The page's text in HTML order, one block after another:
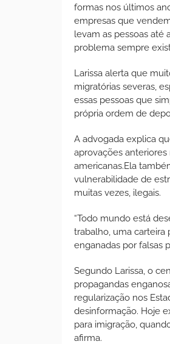
formas nos últimos
empresas que
levam as pessoas até
problema sempre
Larissa alerta que
migratórias severas,
essas pessoas que
própria ordem de
A advogada explica
aprovações
americanas.Ela
vulnerabilidade de
muitas vezes, ilegais.
“Todo mundo está
trabalho, uma carteira
enganadas por falsas
Segundo Larissa, o
propagandas
regularização nos
desinformação. Hoje
para imigração,
afirma.